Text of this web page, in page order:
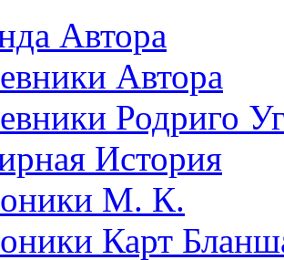
Автора
Автора
Родриго
История
М. К.
Карт